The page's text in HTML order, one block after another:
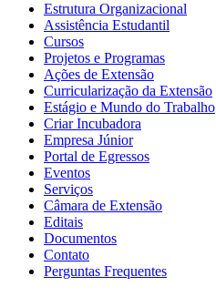
Estrutura Organizacional
Assistência Estudantil
Cursos
Projetos e Programas
Ações de Extensão
Curricularização da Extensão
Estágio e Mundo do Trabalho
Criar Incubadora
Empresa Júnior
Portal de Egressos
Eventos
Serviços
Câmara de Extensão
Editais
Documentos
Contato
Perguntas Frequentes